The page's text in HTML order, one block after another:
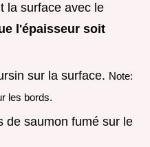
la surface avec le
l'épaisseur soit
sur la surface. Note:
les bords.
de saumon fumé sur le